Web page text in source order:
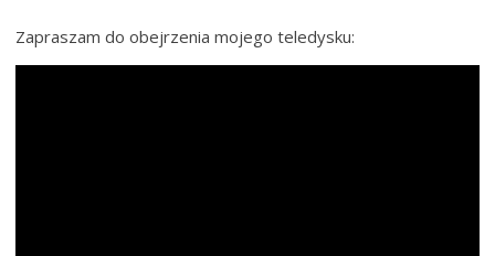
Zapraszam do obejrzenia mojego teledysku: